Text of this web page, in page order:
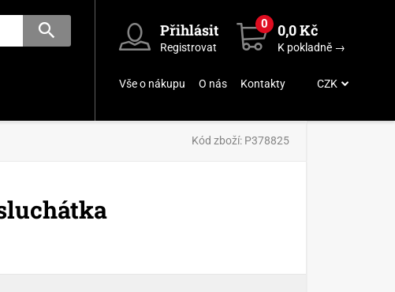
Přihlásit
Registrovat
0 0,0 Kč
K pokladně →
Vše o nákupu O nás Kontakty CZK
Kód zboží: P378825